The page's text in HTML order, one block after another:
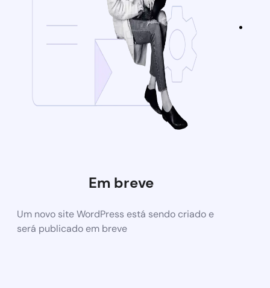
Em breve
Um novo site WordPress está sendo criado e
será publicado em breve